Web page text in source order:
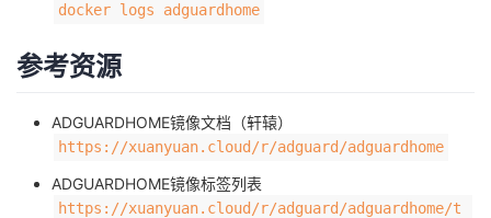
docker logs adguardhome
参考资源
ADGUARDHOME镜像文档（轩辕）
https://xuanyuan.cloud/r/adguard/adguardhome
ADGUARDHOME镜像标签列表
https://xuanyuan.cloud/r/adguard/adguardhome/t